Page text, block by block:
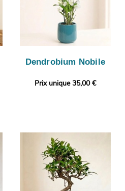
Dendrobium Nobile
Prix unique 35,00 €